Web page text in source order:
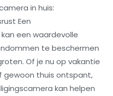
in huis:
Een
een waardevolle
te beschermen
Of je nu op vakantie
gewoon thuis ontspant,
kan helpen